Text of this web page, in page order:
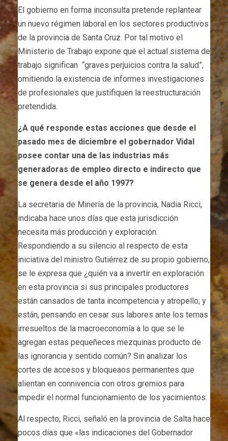
El gobierno en forma inconsulta pretende replantear
un nuevo régimen laboral en los sectores productivos
de la provincia de Santa Cruz. Por tal motivo el
Ministerio de Trabajo expone que el actual sistema de
trabajo significan “graves perjuicios contra la salud”,
omitiendo la existencia de informes investigaciones
de profesionales que justifiquen la reestructuración
pretendida.
¿A qué responde estas acciones que desde el
pasado mes de diciembre el gobernador Vidal
posee contar una de las industrias más
generadoras de empleo directo e indirecto que
se genera desde el año 1997?
La secretaria de Minería de la provincia, Nadia Ricci,
indicaba hace unos días que esta jurisdicción
necesita más producción y exploración.
Respondiendo a su silencio al respecto de esta
iniciativa del ministro Gutiérrez de su propio gobierno,
se le expresa que ¿quién va a invertir en exploración
en esta provincia si sus principales productores
están cansados de tanta incompetencia y atropello; y
están, pensando en cesar sus labores ante los temas
irresueltos de la macroeconomía a lo que se le
agregan estas pequeñeces mezquinas producto de
las ignorancia y sentido común? Sin analizar los
cortes de accesos y bloqueaos permanentes que
alientan en connivencia con otros gremios para
impedir el normal funcionamiento de los yacimientos.
Al respecto, Ricci, señaló en la provincia de Salta hace
pocos días que «las indicaciones del Gobernador